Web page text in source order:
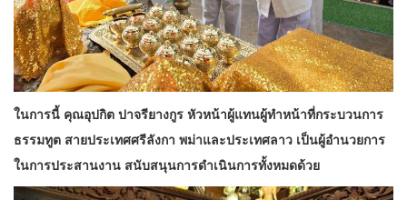
ในการนี้ คุณอุปกิต ปาจรียางกูร หัวหน้าผู้แทนผู้ทำหน้าที่กระบวนการ
ธรรมทูต สายประเทศศรีลังกา พม่าและประเทศลาว เป็นผู้อำนวยการ
ในการประสานงาน สนับสนุนการดำเนินการทั้งหมดด้วย